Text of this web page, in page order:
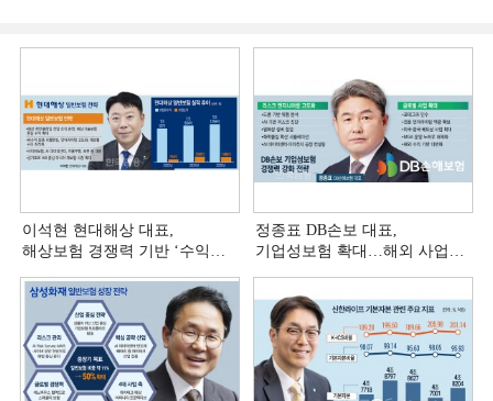
이석현 현대해상 대표,
해상보험 경쟁력 기반 ‘수익
(3)]
정종표 DB손보 대표,
기업성보험 확대…해외 사업